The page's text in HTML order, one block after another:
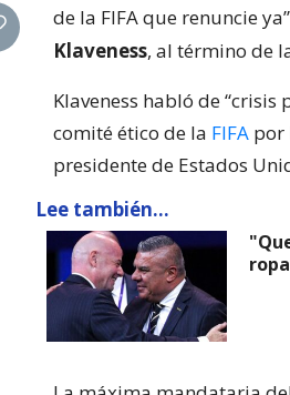
de la FIFA que renuncie ya”
Klaveness, al término de
Klaveness habló de
comité ético de la FIFA por
presidente de Estados
Lee también...